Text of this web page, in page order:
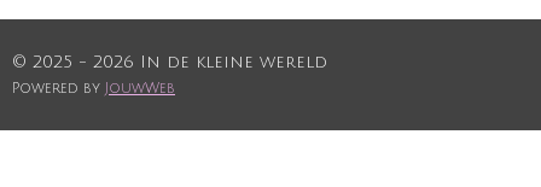
© 2025 - 2026 In de kleine wereld
Powered by JouwWeb